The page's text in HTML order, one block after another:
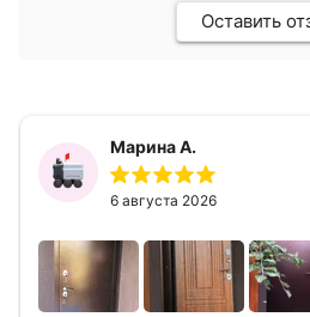
Оставить
Марина А.
6 августа 2026